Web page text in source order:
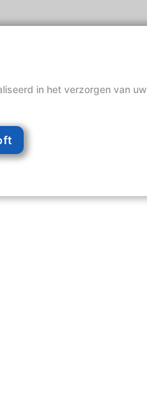
in het verzorgen van uw